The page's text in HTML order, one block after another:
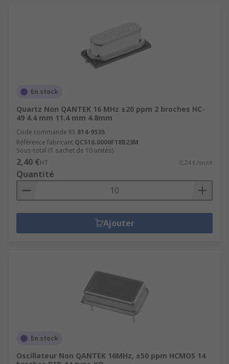
En stock
Quartz Non QANTEK 16 MHz ±20 ppm 2 broches HC-
49 4.4 mm 11.4 mm 4.8mm
Code commande RS 814-9535
Référence fabricant QCS16.0000F18B23M
Sous-total (1 sachet de 10 unités)
2,40 €HT 0,24 €/unité
Quantité
Ajouter
En stock
Oscillateur Non QANTEK 16MHz, ±50 ppm HCMOS 14